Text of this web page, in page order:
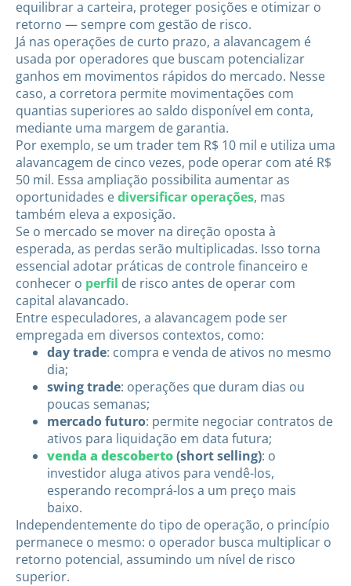
equilibrar a carteira, proteger posições e otimizar o
retorno — sempre com gestão de risco.
Já nas operações de curto prazo, a alavancagem é
usada por operadores que buscam potencializar
ganhos em movimentos rápidos do mercado. Nesse
caso, a corretora permite movimentações com
quantias superiores ao saldo disponível em conta,
mediante uma margem de garantia.
Por exemplo, se um trader tem R$ 10 mil e utiliza uma
alavancagem de cinco vezes, pode operar com até R$
50 mil. Essa ampliação possibilita aumentar as
oportunidades ediversificar operações, mas
também eleva a exposição.
Se o mercado se mover na direção oposta à
esperada, as perdas serão multiplicadas. Isso torna
essencial adotar práticas de controle financeiro e
conhecer o perfil de risco antes de operar com
capital alavancado.
Entre especuladores, a alavancagem pode ser
empregada em diversos contextos, como:
day trade: compra e venda de ativos no mesmo
dia;
swing trade: operações que duram dias ou
poucas semanas;
mercado futuro: permite negociar contratos de
ativos para liquidação em data futura;
venda a descoberto(short selling): o
investidor aluga ativos para vendê-los,
esperando recomprá-los a um preço mais
baixo.
Independentemente do tipo de operação, o princípio
permanece o mesmo: o operador busca multiplicar o
retorno potencial, assumindo um nível de risco
superior.